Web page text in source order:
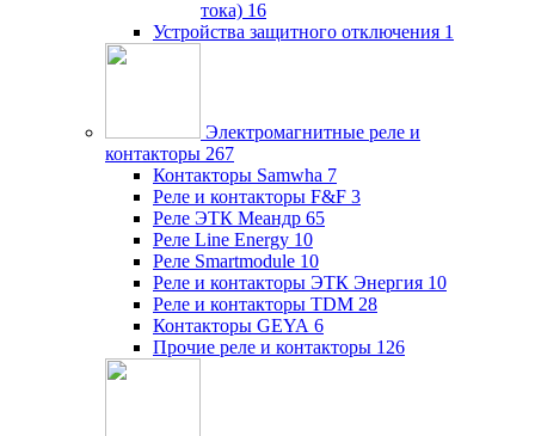
тока) 16
Устройства защитного отключения 1
Электромагнитные реле и
контакторы 267
Контакторы Samwha 7
Реле и контакторы F&F 3
Реле ЭТК Меандр 65
Реле Line Energy 10
Реле Smartmodule 10
Реле и контакторы ЭТК Энергия 10
Реле и контакторы TDM 28
Контакторы GEYA 6
Прочие реле и контакторы 126